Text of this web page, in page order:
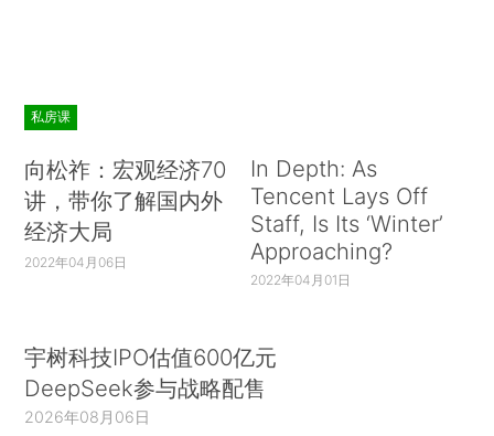
私房课
向松祚：宏观经济70
讲，带你了解国内外
经济大局
2022年04月06日
In Depth: As
Tencent Lays Off
Staff, Is Its ‘Winter’
Approaching?
2022年04月01日
宇树科技IPO估值600亿元
DeepSeek参与战略配售
2026年08月06日